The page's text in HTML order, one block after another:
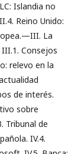
Islandia no
Reino Unido:
La
Consejos
relevo en la
de interés.
sobre
Tribunal de
IV.4.